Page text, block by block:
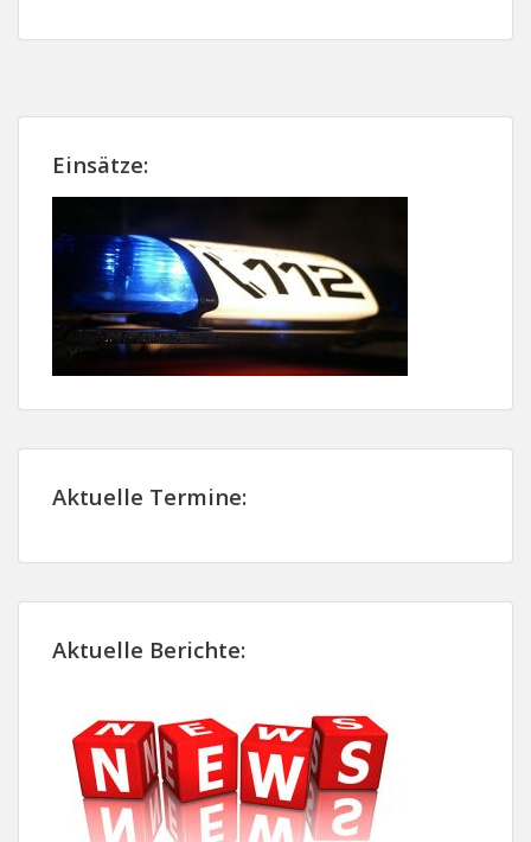
Einsätze:
Aktuelle Termine:
Aktuelle Berichte: